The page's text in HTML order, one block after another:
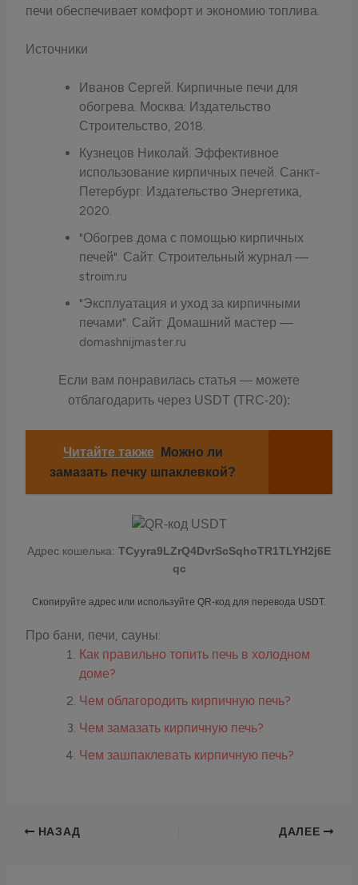
печи обеспечивает комфорт и экономию топлива.
Источники
Иванов Сергей. Кирпичные печи для
обогрева. Москва: Издательство
Строительство, 2018.
Кузнецов Николай. Эффективное
использование кирпичных печей. Санкт-
Петербург: Издательство Энергетика,
2020.
"Обогрев дома с помощью кирпичных
печей". Сайт: Строительный журнал —
stroim.ru
"Эксплуатация и уход за кирпичными
печами". Сайт: Домашний мастер —
domashnijmaster.ru
Если вам понравилась статья — можете
отблагодарить через USDT (TRC-20):
Читайте также
Можно ли
замазать печку шпаклевкой?
Адрес кошелька: TCyyra9LZrQ4DvrScSqhoTR1TLYH2j6E
qc
Скопируйте адрес или используйте QR-код для перевода USDT.
Про бани, печи, сауны:
Как правильно топить печь в холодном
доме?
Чем облагородить кирпичную печь?
Чем замазать кирпичную печь?
Чем зашпаклевать кирпичную печь?
НАЗАД ДАЛЕЕ